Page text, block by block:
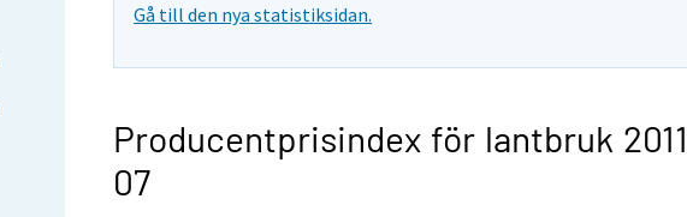
Gå till den nya statistiksidan.
Producentprisindex för lantbruk
07